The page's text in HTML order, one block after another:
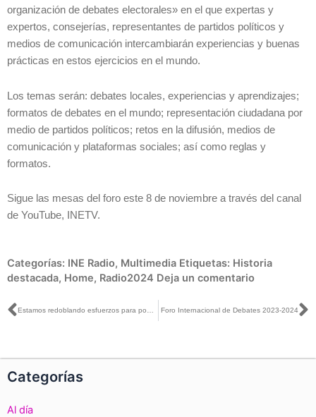
organización de debates electorales» en el que expertas y
expertos, consejerías, representantes de partidos políticos y
medios de comunicación intercambiarán experiencias y buenas
prácticas en estos ejercicios en el mundo.
Los temas serán: debates locales, experiencias y aprendizajes;
formatos de debates en el mundo; representación ciudadana por
medio de partidos políticos; retos en la difusión, medios de
comunicación y plataformas sociales; así como reglas y
formatos.
Sigue las mesas del foro este 8 de noviembre a través del canal
de YouTube, INETV.
Categorías: INE Radio, Multimedia Etiquetas: Historia
destacada, Home, Radio2024 Deja un comentario
Ant Foro Internacional de Debates 2023-2024
Categorías
Al día